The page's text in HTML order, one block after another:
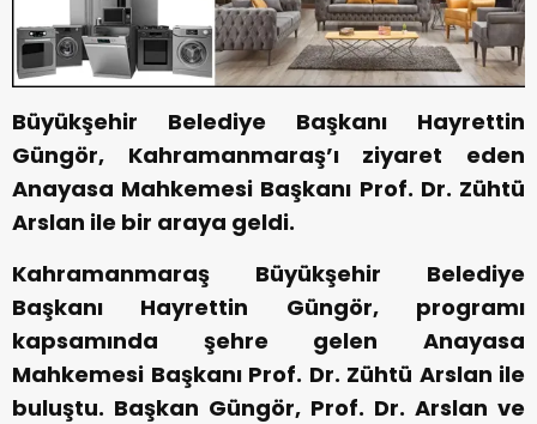
Büyükşehir Belediye Başkanı Hayrettin
Güngör, Kahramanmaraş’ı ziyaret eden
Anayasa Mahkemesi Başkanı Prof. Dr. Zühtü
Arslan ile bir araya geldi.
Kahramanmaraş Büyükşehir Belediye
Başkanı Hayrettin Güngör, programı
kapsamında şehre gelen Anayasa
Mahkemesi Başkanı Prof. Dr. Zühtü Arslan ile
buluştu. Başkan Güngör, Prof. Dr. Arslan ve